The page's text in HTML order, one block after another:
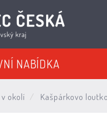
NABÍDKA
okolí Kašpárkovo